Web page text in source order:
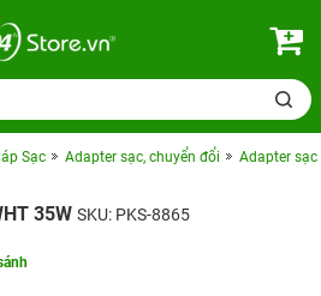
Sạc Adapter sạc, chuyển đổi Adapter sạc
35W SKU: PKS-8865